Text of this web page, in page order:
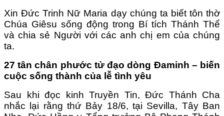
Xin Đức Trinh Nữ Maria dạy chúng ta biết tôn thờ
Chúa Giêsu sống động trong Bí tích Thánh Thể
và chia sẻ Người với các anh chị em của chúng
ta.
27 tân chân phước tử đạo dòng Đaminh – biến
cuộc sống thành của lễ tình yêu
Sau khi đọc kinh Truyền Tin, Đức Thánh Cha
nhắc lại rằng thứ Bảy 18/6, tại Sevilla, Tây Ban